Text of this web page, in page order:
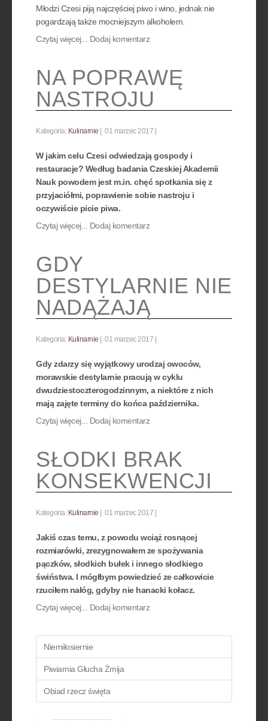
Młodzi Czesi piją najczęściej piwo i wino, jednak nie
pogardzają także mocniejszym alkoholem.
Czytaj więcej... Dodaj komentarz
NA POPRAWĘ
NASTROJU
Kategoria: Kulinarnie 01 marzec 2017
W jakim celu Czesi odwiedzają gospody i
restauracje? Według badania Czeskiej Akademii
Nauk powodem jest m.in. chęć spotkania się z
przyjaciółmi, poprawienie sobie nastroju i
oczywiście picie piwa.
Czytaj więcej... Dodaj komentarz
GDY
DESTYLARNIE NIE
NADĄŻAJĄ
Kategoria: Kulinarnie 01 marzec 2017
Gdy zdarzy się wyjątkowy urodzaj owoców,
morawskie destylarnie pracują w cyklu
dwudziestoczterogodzinnym, a niektóre z nich
mają zajęte terminy do końca października.
Czytaj więcej... Dodaj komentarz
SŁODKI BRAK
KONSEKWENCJI
Kategoria: Kulinarnie 01 marzec 2017
Jakiś czas temu, z powodu wciąż rosnącej
rozmiarówki, zrezygnowałem ze spożywania
pączków, słodkich bułek i innego słodkiego
świństwa. I mógłbym powiedzieć ze całkowicie
rzuciłem nałóg, gdyby nie hanacki kołacz.
Czytaj więcej... Dodaj komentarz
Niemiłosiernie
Piwiarnia Głucha Żmija
Obiad rzecz święta